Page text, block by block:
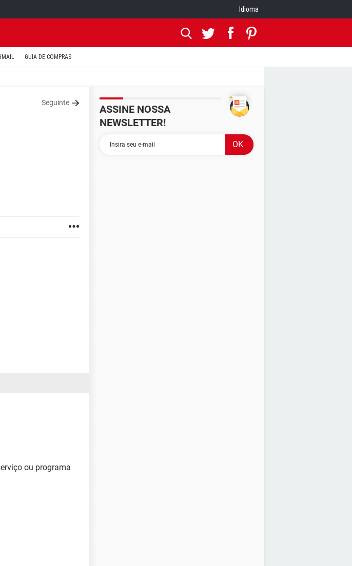
Idioma
GUIA DE COMPRAS
Seguinte
ou programa
ASSINE NOSSA
NEWSLETTER!